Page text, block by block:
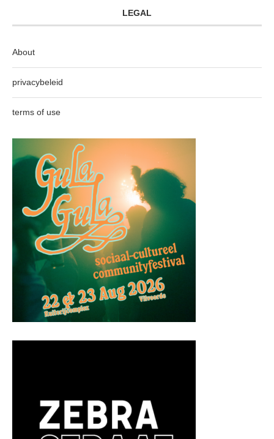
LEGAL
About
privacybeleid
terms of use